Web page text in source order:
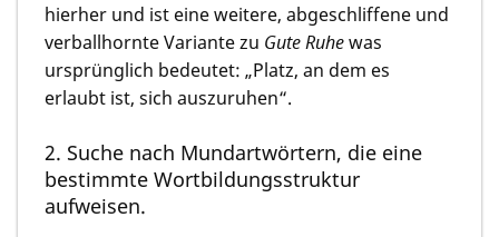
hierher und ist eine weitere, abgeschliffene und
verballhornte Variante zu Gute Ruhewas
ursprünglich bedeutet: „Platz, an dem es
erlaubt ist, sich auszuruhen“.
2. Suche nach Mundartwörtern, die eine
bestimmte Wortbildungsstruktur
aufweisen.